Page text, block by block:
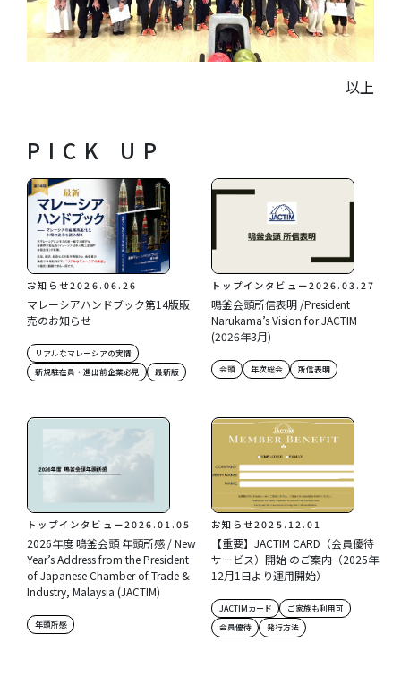
以上
PICK UP
お知らせ2026.06.26
マレーシアハンドブック第14版販
売のお知らせ
リアルなマレーシアの実情
新規駐在員・進出前企業必見
最新版
トップインタビュー2026.03.27
鳴釜会頭所信表明 /President
Narukama’s Vision for JACTIM
(2026年3月)
会頭 年次総会 所信表明
トップインタビュー2026.01.05
2026年度 鳴釜会頭 年頭所感 / New
Year’s Address from the President
of Japanese Chamber of Trade &
Industry, Malaysia (JACTIM)
年頭所感
お知らせ2025.12.01
【重要】JACTIM CARD（会員優待
サービス）開始 のご案内（2025年
12月1日より運用開始）
JACTIMカード
ご家族も利用可
会員優待
発行方法